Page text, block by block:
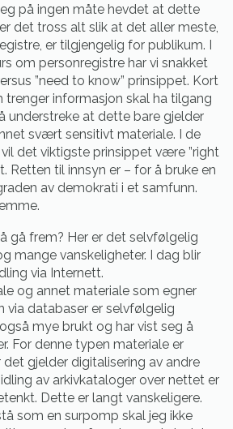
på ingen måte hevdet at dette
det tross alt slik at det aller meste,
er tilgjengelig for publikum. I
om personregistre har vi snakket
”need to know” prinsippet. Kort
trenger informasjon skal ha tilgang
understreke at dette bare gjelder
svært sensitivt materiale. I de
det viktigste prinsippet være ”right
Retten til innsyn er – for å bruke en
av demokrati i et samfunn.
gå frem? Her er det selvfølgelig
mange vanskeligheter. I dag blir
via Internett.
og annet materiale som egner
via databaser er selvfølgelig
mye brukt og har vist seg å
For denne typen materiale er
gjelder digitalisering av andre
av arkivkataloger over nettet er
Dette er langt vanskeligere.
som en surpomp skal jeg ikke